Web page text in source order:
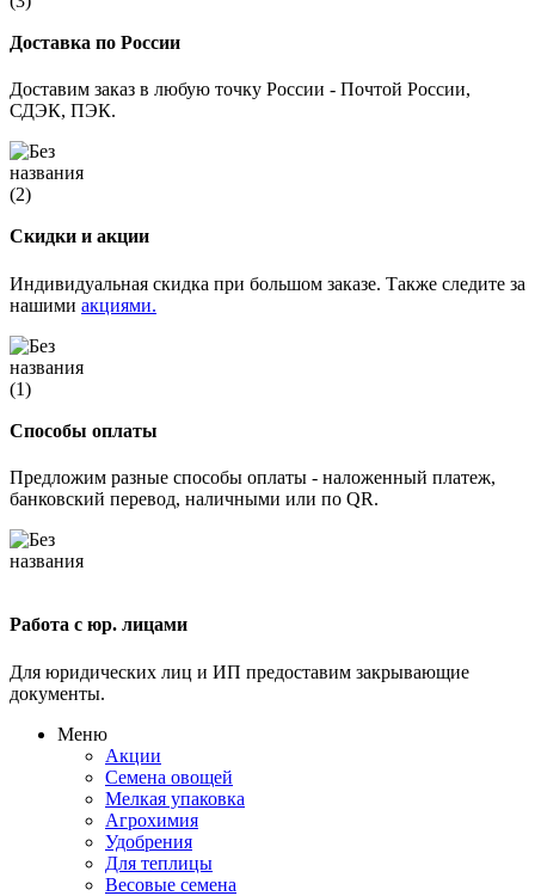
Доставка по России
Доставим заказ в любую точку России - Почтой России,
СДЭК, ПЭК.
Скидки и акции
Индивидуальная скидка при большом заказе. Также следите за
нашими акциями.
Способы оплаты
Предложим разные способы оплаты - наложенный платеж,
банковский перевод, наличными или по QR.
Работа с юр. лицами
Для юридических лиц и ИП предоставим закрывающие
документы.
Меню
Акции
Семена овощей
Мелкая упаковка
Агрохимия
Удобрения
Для теплицы
Весовые семена